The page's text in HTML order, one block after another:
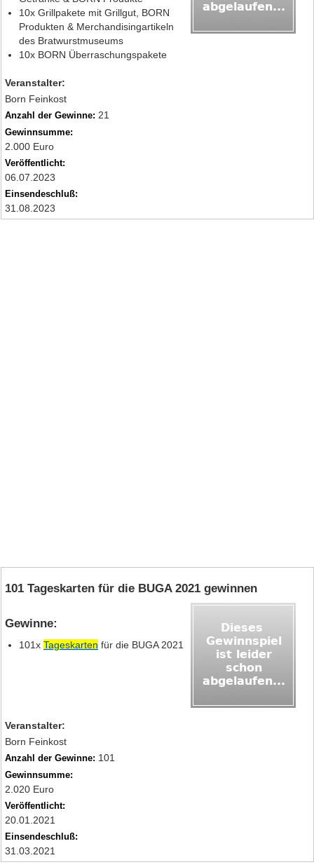
10x Grillpakete mit Grillgut, BORN
Produkten & Merchandisingartikeln
des Bratwurstmuseums
10x BORN Überraschungspakete
Veranstalter:
Born Feinkost
Anzahl der Gewinne: 21
Gewinnsumme:
2.000 Euro
Veröffentlicht:
06.07.2023
Einsendeschluß:
31.08.2023
101 Tageskarten für die BUGA 2021 gewinnen
Gewinne:
101x Tageskarten für die BUGA 2021
Veranstalter:
Born Feinkost
Anzahl der Gewinne: 101
Gewinnsumme:
2.020 Euro
Veröffentlicht:
20.01.2021
Einsendeschluß:
31.03.2021